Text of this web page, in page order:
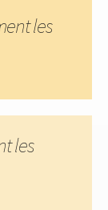
les
les